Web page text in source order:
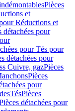
Pièces
et
Réductions et
détachées pour
pour Tés pour
détachées pour
Cuivre, gazPièces
Pièces
pour
TésPièces
détachées pour